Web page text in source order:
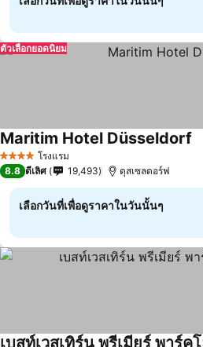
ตัวเลือกยอดนิยม
4 ดาว โรงแรม
Maritim Hotel Düsseldorf
8.8 ดีเลิศ 19,493 ดุสเซลดอร์ฟ
เลือกวันที่เพื่อดูราคาในวันนั้นๆ
เบสท์เวสเทิร์น พรีเมียร์ พาร์